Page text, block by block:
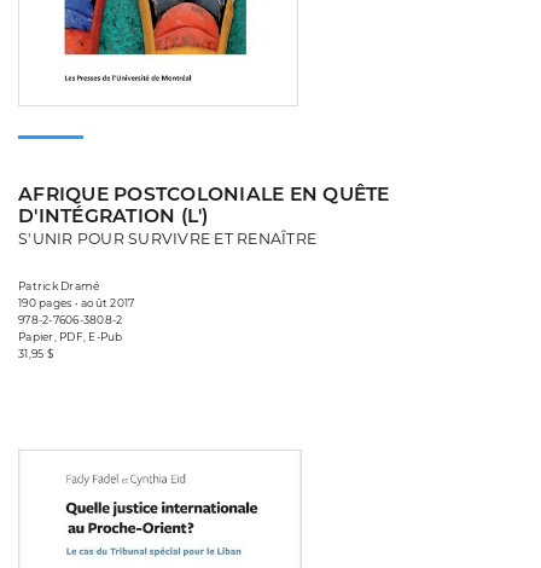
AFRIQUE POSTCOLONIALE EN QUÊTE
D'INTÉGRATION (L')
S'UNIR POUR SURVIVRE ET RENAÎTRE
Patrick Dramé
190 pages • août 2017
978-2-7606-3808-2
Papier, PDF, E-Pub
31,95 $